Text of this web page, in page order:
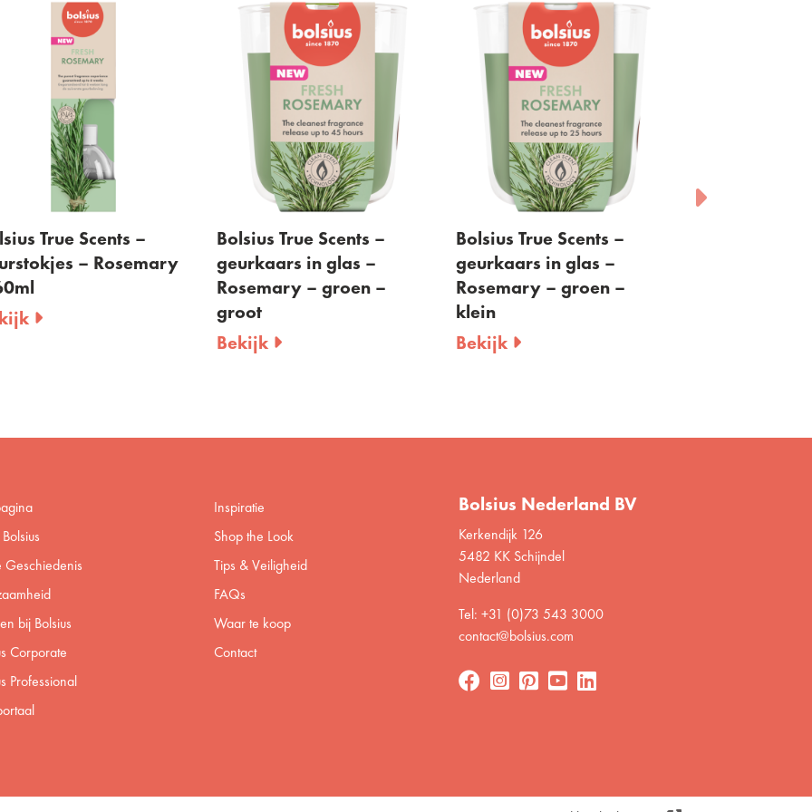
True Scents –
– Rosemary
Bolsius True Scents –
geurkaars in glas –
Rosemary – groen –
groot
Bekijk
Bolsius True Scents –
geurkaars in glas –
Rosemary – groen –
klein
Bekijk
bij Bolsius
Corporate
Professional
Inspiratie
Shop the Look
Tips & Veiligheid
FAQs
Waar te koop
Contact
Bolsius Nederland BV
Kerkendijk 126
5482 KK Schijndel
Nederland
Tel: +31 (0)73 543 3000
contact@bolsius.com